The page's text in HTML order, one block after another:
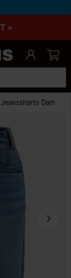
»
Jeansshorts Dam